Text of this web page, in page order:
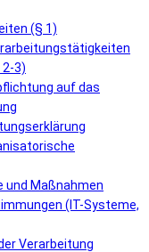
(§ 1)
3)
auf das
und Maßnahmen
(IT-Systeme,
Verarbeitung